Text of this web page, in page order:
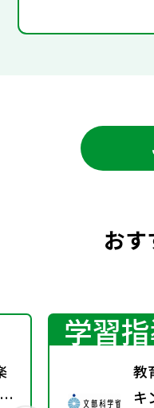
お
学習
教
キ